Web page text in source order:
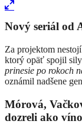
Nový seriál od
Za projektom
ktorý opäť spojil
prinesie po rokoch
oznámil nadšene
Mórová,
dozreli ako víno